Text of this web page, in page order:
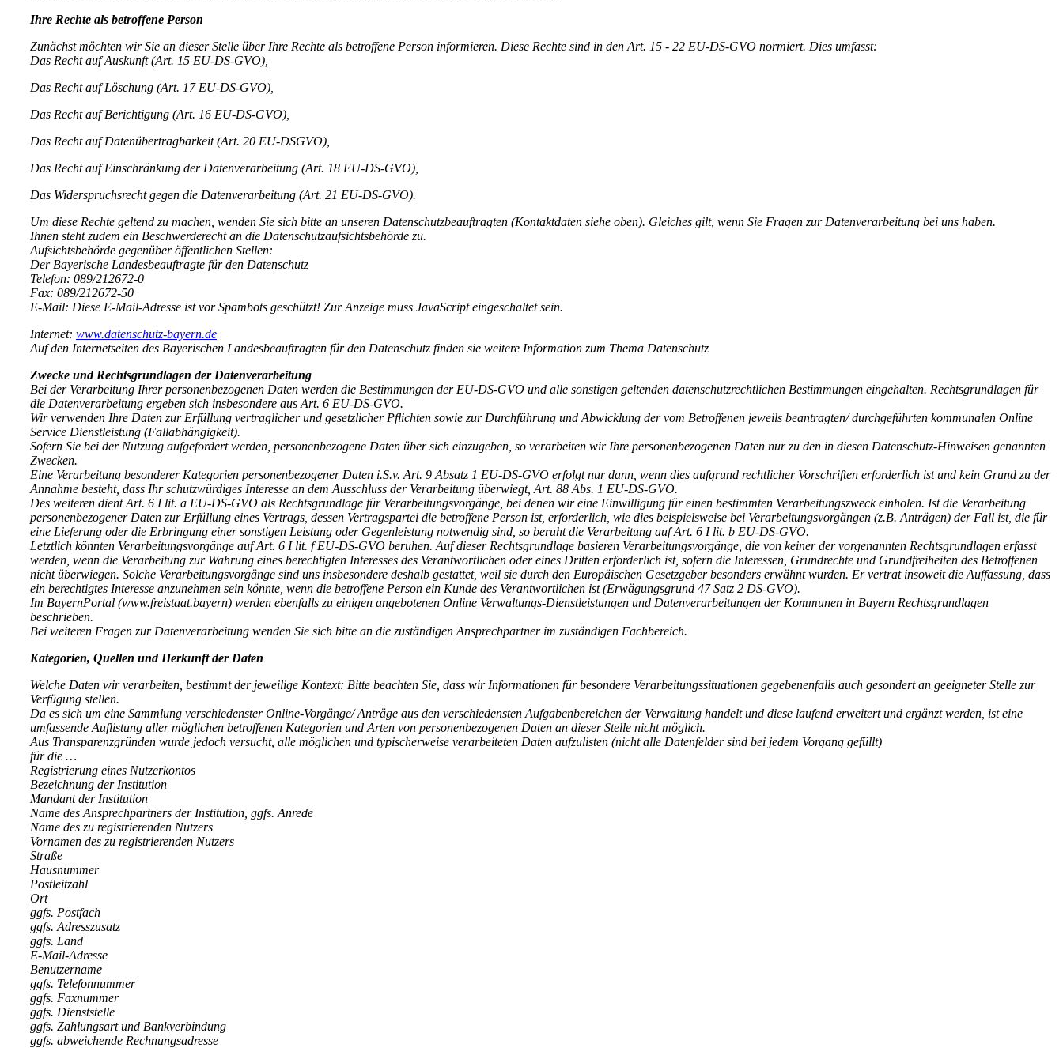
Ihre Rechte als betroffene Person
Zunächst möchten wir Sie an dieser Stelle über Ihre Rechte als betroffene Person informieren. Diese Rechte sind in den Art. 15 - 22 EU-DS-GVO normiert. Dies umfasst:
Das Recht auf Auskunft (Art. 15 EU-DS-GVO),
Das Recht auf Löschung (Art. 17 EU-DS-GVO),
Das Recht auf Berichtigung (Art. 16 EU-DS-GVO),
Das Recht auf Datenübertragbarkeit (Art. 20 EU-DSGVO),
Das Recht auf Einschränkung der Datenverarbeitung (Art. 18 EU-DS-GVO),
Das Widerspruchsrecht gegen die Datenverarbeitung (Art. 21 EU-DS-GVO).
Um diese Rechte geltend zu machen, wenden Sie sich bitte an unseren Datenschutzbeauftragten (Kontaktdaten siehe oben). Gleiches gilt, wenn Sie Fragen zur Datenverarbeitung bei uns haben.
Ihnen steht zudem ein Beschwerderecht an die Datenschutzaufsichtsbehörde zu.
Aufsichtsbehörde gegenüber öffentlichen Stellen:
Der Bayerische Landesbeauftragte für den Datenschutz
Telefon: 089/212672-0
Fax: 089/212672-50
E-Mail: Diese E-Mail-Adresse ist vor Spambots geschützt! Zur Anzeige muss JavaScript eingeschaltet sein.
Internet: www.datenschutz-bayern.de
Auf den Internetseiten des Bayerischen Landesbeauftragten für den Datenschutz finden sie weitere Information zum Thema Datenschutz
Zwecke und Rechtsgrundlagen der Datenverarbeitung
Bei der Verarbeitung Ihrer personenbezogenen Daten werden die Bestimmungen der EU-DS-GVO und alle sonstigen geltenden datenschutzrechtlichen Bestimmungen eingehalten. Rechtsgrundlagen für
die Datenverarbeitung ergeben sich insbesondere aus Art. 6 EU-DS-GVO.
Wir verwenden Ihre Daten zur Erfüllung vertraglicher und gesetzlicher Pflichten sowie zur Durchführung und Abwicklung der vom Betroffenen jeweils beantragten/ durchgeführten kommunalen Online
Service Dienstleistung (Fallabhängigkeit).
Sofern Sie bei der Nutzung aufgefordert werden, personenbezogene Daten über sich einzugeben, so verarbeiten wir Ihre personenbezogenen Daten nur zu den in diesen Datenschutz-Hinweisen genannten
Zwecken.
Eine Verarbeitung besonderer Kategorien personenbezogener Daten i.S.v. Art. 9 Absatz 1 EU-DS-GVO erfolgt nur dann, wenn dies aufgrund rechtlicher Vorschriften erforderlich ist und kein Grund zu der
Annahme besteht, dass Ihr schutzwürdiges Interesse an dem Ausschluss der Verarbeitung überwiegt, Art. 88 Abs. 1 EU-DS-GVO.
Des weiteren dient Art. 6 I lit. a EU-DS-GVO als Rechtsgrundlage für Verarbeitungsvorgänge, bei denen wir eine Einwilligung für einen bestimmten Verarbeitungszweck einholen. Ist die Verarbeitung
personenbezogener Daten zur Erfüllung eines Vertrags, dessen Vertragspartei die betroffene Person ist, erforderlich, wie dies beispielsweise bei Verarbeitungsvorgängen (z.B. Anträgen) der Fall ist, die für
eine Lieferung oder die Erbringung einer sonstigen Leistung oder Gegenleistung notwendig sind, so beruht die Verarbeitung auf Art. 6 I lit. b EU-DS-GVO.
Letztlich könnten Verarbeitungsvorgänge auf Art. 6 I lit. f EU-DS-GVO beruhen. Auf dieser Rechtsgrundlage basieren Verarbeitungsvorgänge, die von keiner der vorgenannten Rechtsgrundlagen erfasst
werden, wenn die Verarbeitung zur Wahrung eines berechtigten Interesses des Verantwortlichen oder eines Dritten erforderlich ist, sofern die Interessen, Grundrechte und Grundfreiheiten des Betroffenen
nicht überwiegen. Solche Verarbeitungsvorgänge sind uns insbesondere deshalb gestattet, weil sie durch den Europäischen Gesetzgeber besonders erwähnt wurden. Er vertrat insoweit die Auffassung, dass
ein berechtigtes Interesse anzunehmen sein könnte, wenn die betroffene Person ein Kunde des Verantwortlichen ist (Erwägungsgrund 47 Satz 2 DS-GVO).
Im BayernPortal (www.freistaat.bayern) werden ebenfalls zu einigen angebotenen Online Verwaltungs-Dienstleistungen und Datenverarbeitungen der Kommunen in Bayern Rechtsgrundlagen
beschrieben.
Bei weiteren Fragen zur Datenverarbeitung wenden Sie sich bitte an die zuständigen Ansprechpartner im zuständigen Fachbereich.
Kategorien, Quellen und Herkunft der Daten
Welche Daten wir verarbeiten, bestimmt der jeweilige Kontext: Bitte beachten Sie, dass wir Informationen für besondere Verarbeitungssituationen gegebenenfalls auch gesondert an geeigneter Stelle zur
Verfügung stellen.
Da es sich um eine Sammlung verschiedenster Online-Vorgänge/ Anträge aus den verschiedensten Aufgabenbereichen der Verwaltung handelt und diese laufend erweitert und ergänzt werden, ist eine
umfassende Auflistung aller möglichen betroffenen Kategorien und Arten von personenbezogenen Daten an dieser Stelle nicht möglich.
Aus Transparenzgründen wurde jedoch versucht, alle möglichen und typischerweise verarbeiteten Daten aufzulisten (nicht alle Datenfelder sind bei jedem Vorgang gefüllt)
für die …
Registrierung eines Nutzerkontos
Bezeichnung der Institution
Mandant der Institution
Name des Ansprechpartners der Institution, ggfs. Anrede
Name des zu registrierenden Nutzers
Vornamen des zu registrierenden Nutzers
Straße
Hausnummer
Postleitzahl
Ort
ggfs. Postfach
ggfs. Adresszusatz
ggfs. Land
E-Mail-Adresse
Benutzername
ggfs. Telefonnummer
ggfs. Faxnummer
ggfs. Dienststelle
ggfs. Zahlungsart und Bankverbindung
ggfs. abweichende Rechnungsadresse